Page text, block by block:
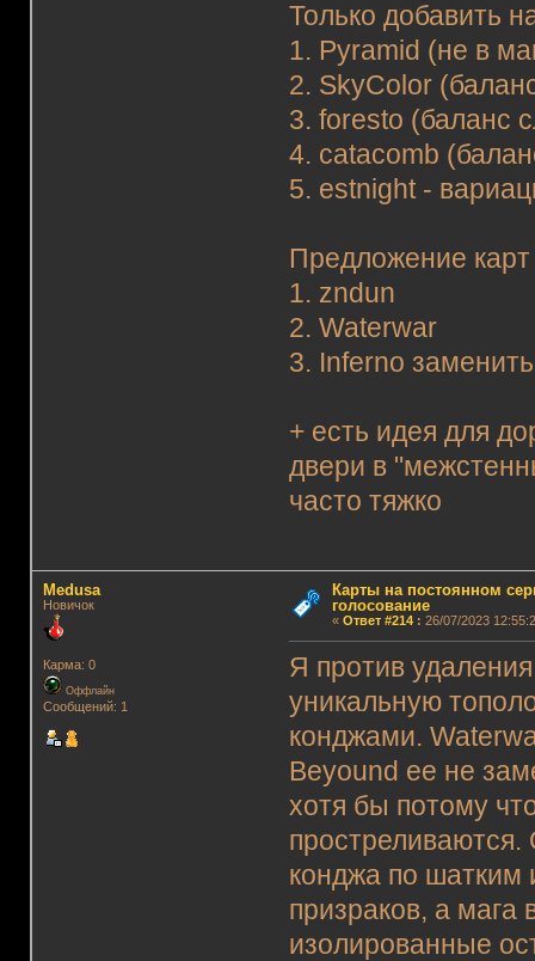
Только добавить
1. Pyramid (не в
2. SkyColor
3. foresto (баланс
4. catacomb
5. estnight -
Предложение
1. zndun
2. Waterwar
3. Inferno
+ есть идея для
двери в
часто тяжко
Medusa
Новичок
Карма: 0
Оффлайн
Сообщений: 1
Карты на постоянном
голосование
« Ответ #214: 26/07/2023
Я против
уникальную
конджами.
Beyound ее не
хотя бы потому
конджа по шатким
призраков, а мага
изолированные